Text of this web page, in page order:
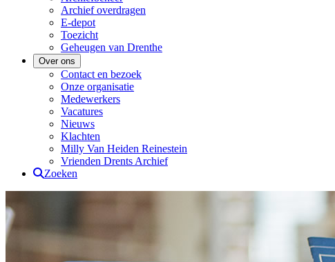
Archief overdragen
E-depot
Toezicht
Geheugen van Drenthe
Over ons
Contact en bezoek
Onze organisatie
Medewerkers
Vacatures
Nieuws
Klachten
Milly Van Heiden Reinestein
Vrienden Drents Archief
Zoeken
Drents Archief